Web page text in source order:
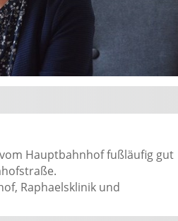
Hauptbahnhof fußläufig gut
Raphaelsklinik und